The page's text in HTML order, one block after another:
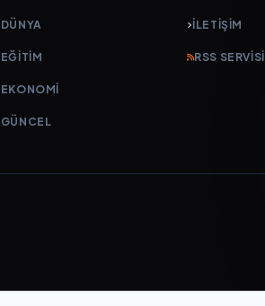
DÜNYA
EĞİTİM
EKONOMİ
GÜNCEL
İLETIŞIM
RSS SERVISI